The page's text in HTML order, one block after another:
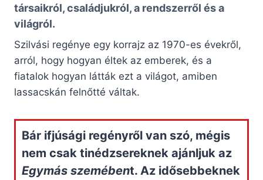
társaikról, családjukról, a rendszerről és a
világról.
Szilvási regénye egy korrajz az 1970-es évekről,
arról, hogy hogyan éltek az emberek, és a
fiatalok hogyan látták ezt a világot, amiben
lassacskán felnőtté váltak.
Bár ifjúsági regényről van szó, mégis
nem csak tinédzsereknek ajánljuk az
Egymás szemébent. Az idősebbeknek